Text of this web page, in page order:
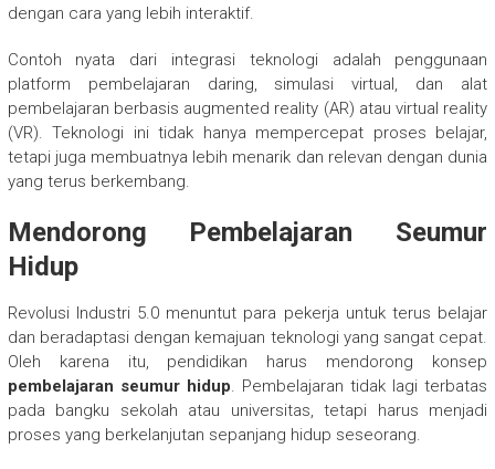
dengan cara yang lebih interaktif.
Contoh nyata dari integrasi teknologi adalah penggunaan
platform pembelajaran daring, simulasi virtual, dan alat
pembelajaran berbasis augmented reality (AR) atau virtual reality
(VR). Teknologi ini tidak hanya mempercepat proses belajar,
tetapi juga membuatnya lebih menarik dan relevan dengan dunia
yang terus berkembang.
Mendorong Pembelajaran Seumur
Hidup
Revolusi Industri 5.0 menuntut para pekerja untuk terus belajar
dan beradaptasi dengan kemajuan teknologi yang sangat cepat.
Oleh karena itu, pendidikan harus mendorong konsep
pembelajaran seumur hidup. Pembelajaran tidak lagi terbatas
pada bangku sekolah atau universitas, tetapi harus menjadi
proses yang berkelanjutan sepanjang hidup seseorang.